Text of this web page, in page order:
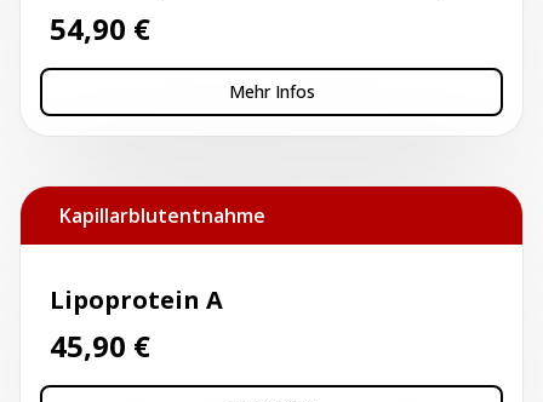
54,90 €
Mehr Infos
Kapillarblutentnahme
Lipoprotein A
45,90 €